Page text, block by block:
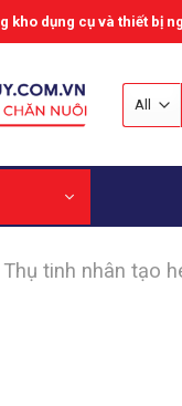
kho dụng cụ và thiết bị
Thụ tinh nhân tạo